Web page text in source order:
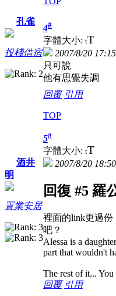
孔雀
投棧借宿
4#
字體大小: tT
2007/8/20 17:15
只可說
他有思覺失調
回覆 引用
TOP
酒井
明
置業安居
5#
字體大小: tT
2007/8/20 18:50
回復 #5 羅
裡面的link更過
吧？
Alessa is a
part that wouldn't
The rest of it... You
回覆 引用